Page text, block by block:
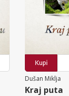
Kupi
Dušan Miklja
Kraj puta